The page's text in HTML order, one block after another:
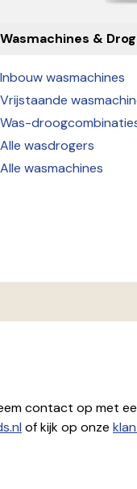
Wasmachines &
Inbouw wasmachines
Vrijstaande
Was-
Alle wasdrogers
Alle wasmachines
contact op met
of kijk op onze